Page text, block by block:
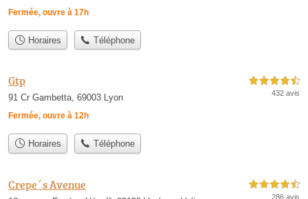
Fermée, ouvre à 17h
Horaires Téléphone
Gtp
91 Cr Gambetta, 69003 Lyon
Fermée, ouvre à 12h
4,5 étoiles sur 5
432 avis
Horaires Téléphone
Crepe´s Avenue 4,5 étoiles sur 5
286 avis